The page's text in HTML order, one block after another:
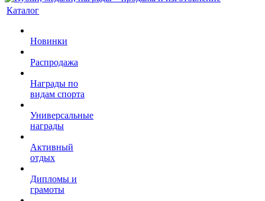
Каталог
Новинки
Распродажа
Награды по
видам спорта
Универсальные
награды
Активный
отдых
Дипломы и
грамоты